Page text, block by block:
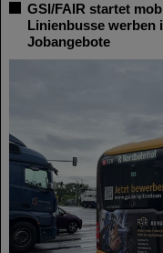
GSI/FAIR startet
Linienbusse werben
Jobangebote